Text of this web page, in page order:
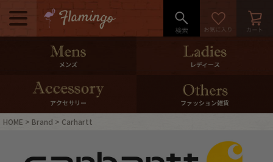
メニュー
500pt＆10％Offクーポンプレゼン
10％0ffクーポンプレゼント
メンズ レディース
アクセサリー ファッション雑貨
HOME Brand Carhartt